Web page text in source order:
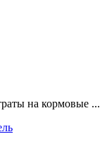
на кормовые ...